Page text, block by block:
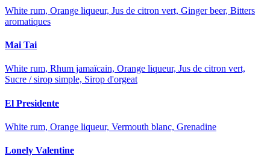
White rum, Orange liqueur, Jus de citron vert, Ginger beer, Bitters
aromatiques
Mai Tai
White rum, Rhum jamaïcain, Orange liqueur, Jus de citron vert,
Sucre / sirop simple, Sirop d'orgeat
El Presidente
White rum, Orange liqueur, Vermouth blanc, Grenadine
Lonely Valentine